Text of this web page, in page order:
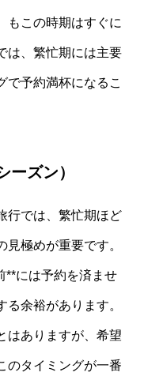
もこの時期はすぐに
は、繁忙期には主要
で予約満杯になるこ
ーズン）
行では、繁忙期ほど
極めが重要です。
**には予約を済ませ
余裕があります。
はありますが、希望
のタイミングが一番